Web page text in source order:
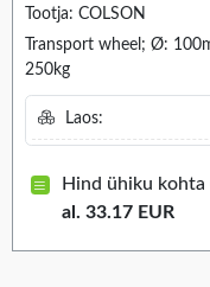
Tootja: COLSON
Transport wheel; Ø:
250kg
Laos:
Hind ühiku kohta
al. 33.17 EUR